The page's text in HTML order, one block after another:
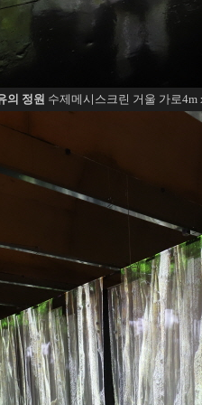
의 정원 수제메시스크린 거울 가로